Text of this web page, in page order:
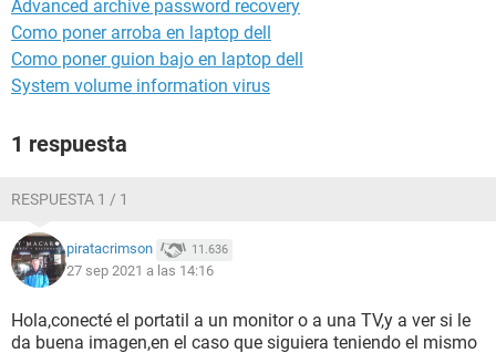
Advanced archive password recovery
Como poner arroba en laptop dell
Como poner guion bajo en laptop dell
System volume information virus
1 respuesta
RESPUESTA 1 / 1
piratacrimson 11.636
27 sep 2021 a las 14:16
Hola,conecté el portatil a un monitor o a una TV,y a ver si le
da buena imagen,en el caso que siguiera teniendo el mismo